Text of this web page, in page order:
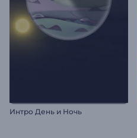
Интро День и Ночь